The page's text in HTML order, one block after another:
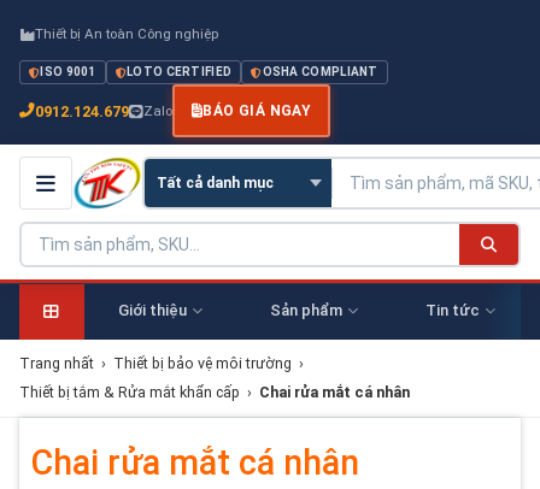
Thiết bị An toàn Công nghiệp
ISO 9001 LOTO CERTIFIED OSHA COMPLIANT
0912.124.679 Zalo BÁO GIÁ NGAY
Giới thiệu Sản phẩm Tin tức
Trang nhất › Thiết bị bảo vệ môi trường ›
Thiết bị tắm & Rửa mắt khẩn cấp › Chai rửa mắt cá nhân
Chai rửa mắt cá nhân